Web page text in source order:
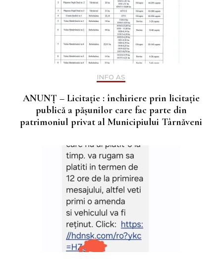
INFO AS
ANUNȚ – Licitație : închiriere prin licitație
publică a pășunilor care fac parte din
patrimoniul privat al Municipiului Târnăveni